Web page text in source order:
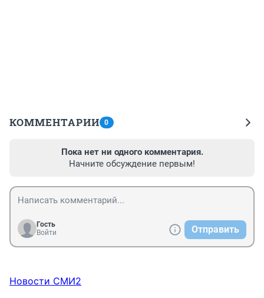
КОММЕНТАРИИ 0
Пока нет ни одного комментария.
Начните обсуждение первым!
Гость
Войти
Отправить
Новости СМИ2